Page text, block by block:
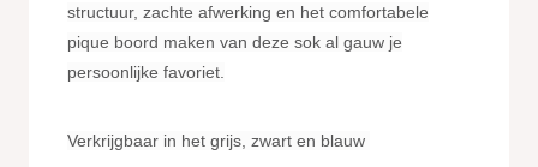
structuur, zachte afwerking en het comfortabele
pique boord maken van deze sok al gauw je
persoonlijke favoriet.
Verkrijgbaar in het grijs, zwart en blauw